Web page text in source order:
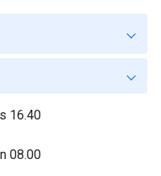
16.40
08.00